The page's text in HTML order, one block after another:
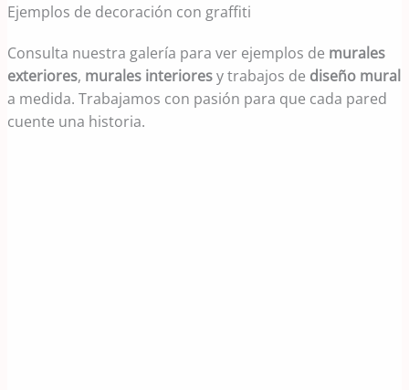
Ejemplos de decoración con graffiti
Consulta nuestra galería para ver ejemplos de murales
exteriores, murales interioresy trabajos de diseño mural
a medida. Trabajamos con pasión para que cada pared
cuente una historia.